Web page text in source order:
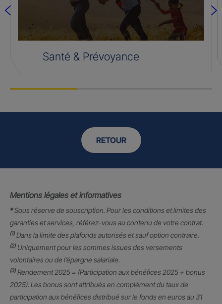
Santé & Prévoyance
RETOUR
Mentions légales et informatives
*Sous réserve de souscription. Pour les conditions et limites des
garanties et services, référez-vous au contenu de votre contrat.
(1) Dans la limite des plafonds autorisés et sauf option contraire.
(2) Uniquement pour les sommes issues des versements
volontaires ou de l’épargne salariale.
(3) Rendement 2025 = (Participation aux bénéfices 2025 + bonus
2025). Les bonus sont attribués en complément du taux de
participation aux bénéfices distribué sur le fonds en euros au 31